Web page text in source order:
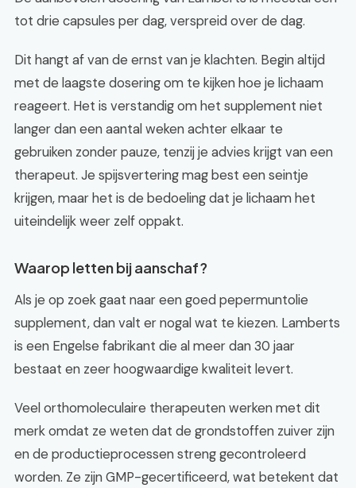
tot drie capsules per dag, verspreid over de dag.
Dit hangt af van de ernst van je klachten. Begin altijd
met de laagste dosering om te kijken hoe je lichaam
reageert. Het is verstandig om het supplement niet
langer dan een aantal weken achter elkaar te
gebruiken zonder pauze, tenzij je advies krijgt van een
therapeut. Je spijsvertering mag best een seintje
krijgen, maar het is de bedoeling dat je lichaam het
uiteindelijk weer zelf oppakt.
Waarop letten bij aanschaf?
Als je op zoek gaat naar een goed pepermuntolie
supplement, dan valt er nogal wat te kiezen. Lamberts
is een Engelse fabrikant die al meer dan 30 jaar
bestaat en zeer hoogwaardige kwaliteit levert.
Veel orthomoleculaire therapeuten werken met dit
merk omdat ze weten dat de grondstoffen zuiver zijn
en de productieprocessen streng gecontroleerd
worden. Ze zijn GMP-gecertificeerd, wat betekent dat